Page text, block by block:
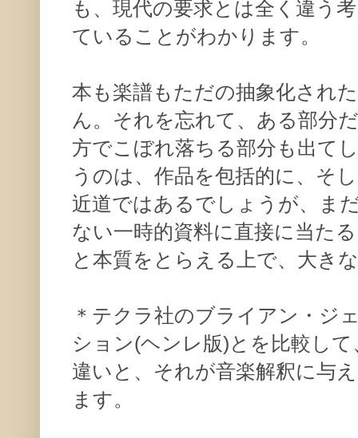
も、現代の要求とは全く違う
ていることがわかります。
本も楽譜もただの抽象化され
ん。それを忘れて、ある部分
方でこぼれ落ちる部分も出て
うのは、作品を包括的に、そ
近道ではあるでしょうが、ま
ない一時的資料に直接に当た
と本質をとらえる上で、大き
＊テクラ社のブライアン・ジ
ション(ヘンレ版)とを比較し
違いと、それが音楽解釈に与
ます。